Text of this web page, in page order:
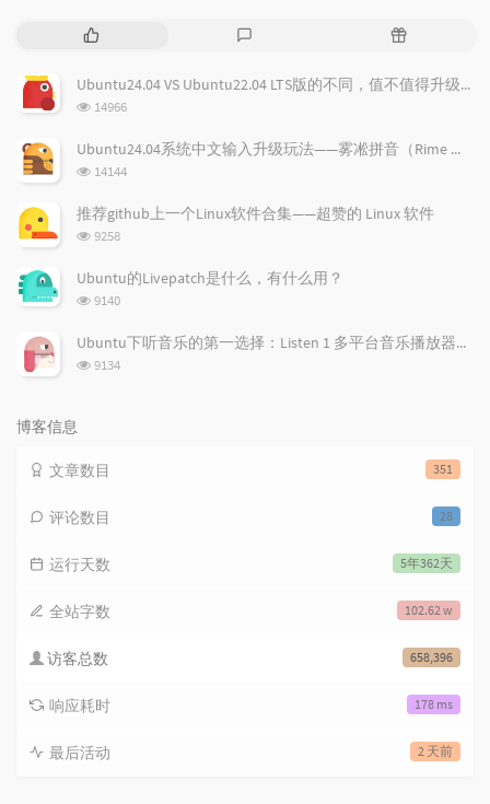
热
章
评
随
文
章
Ubuntu24.04 VS Ubuntu22.04 LTS版的不同，值不值得升级？
浏
次
14966
Ubuntu24.04系统中文输入升级玩法——雾凇拼音（Rime 配置）
浏
次
数:
14144
推荐github上一个Linux软件合集——超赞的 Linux 软件
浏
次
9258
Ubuntu的Livepatch是什么，有什么用？
浏
次
9140
Ubuntu下听音乐的第一选择：Listen 1 多平台音乐播放器，所有免费音乐一应俱全！
浏
9134
博客信息
351
文章数目
28
评论数目
5年362天
运行天数
102.62 w
全站字数
658,396
访客总数
178 ms
响应耗时
2 天前
最后活动